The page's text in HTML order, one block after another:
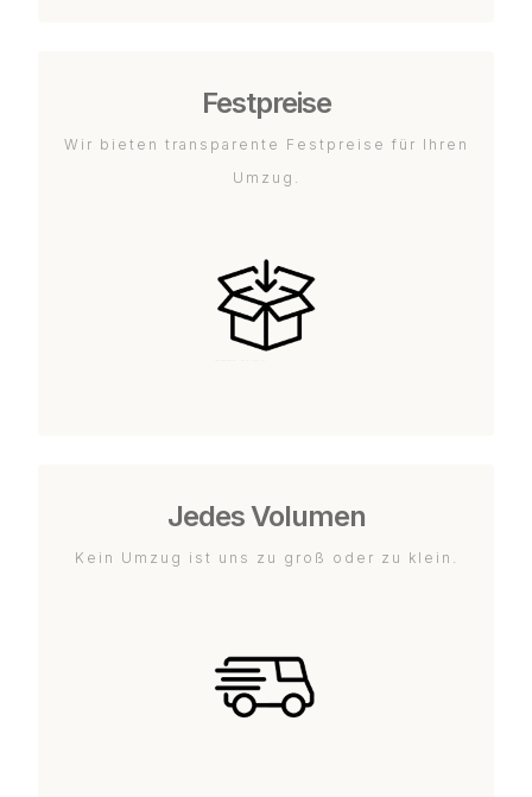
Festpreise
Wir bieten transparente Festpreise für Ihren
Umzug.
Jedes Volumen
Kein Umzug ist uns zu groß oder zu klein.